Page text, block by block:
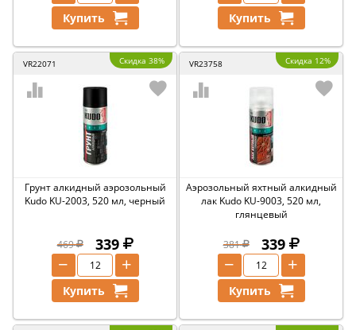
Купить Купить
VR22071 Скидка 38%
Грунт алкидный аэрозольный
Kudo KU-2003, 520 мл, черный
469 339
+
−
Купить
VR23758 Скидка 12%
Аэрозольный яхтный алкидный
лак Kudo KU-9003, 520 мл,
глянцевый
381 339
+
−
Купить